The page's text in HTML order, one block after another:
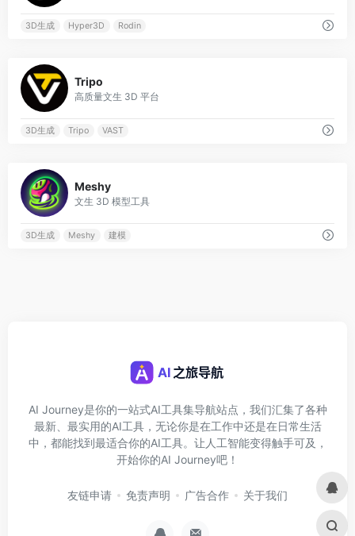
3D生成 Hyper3D Rodin
Tripo
高质量文生 3D 平台
3D生成 Tripo VAST
Meshy
文生 3D 模型工具
3D生成 Meshy 建模
AI Journey是你的一站式AI工具集导航站点，我们汇集了各种
最新、最实用的AI工具，无论你是在工作中还是在日常生活
中，都能找到最适合你的AI工具。让人工智能变得触手可及，
开始你的AI Journey吧！
友链申请 免责声明 广告合作 关于我们